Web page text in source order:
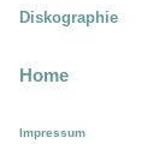
Diskographie
Home
Impressum